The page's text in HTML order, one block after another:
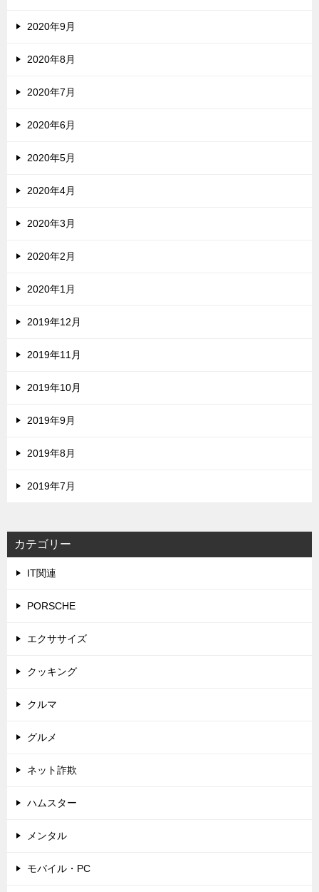
2020年9月
2020年8月
2020年7月
2020年6月
2020年5月
2020年4月
2020年3月
2020年2月
2020年1月
2019年12月
2019年11月
2019年10月
2019年9月
2019年8月
2019年7月
カテゴリー
IT関連
PORSCHE
エクササイズ
クッキング
クルマ
グルメ
ネット詐欺
ハムスター
メンタル
モバイル・PC